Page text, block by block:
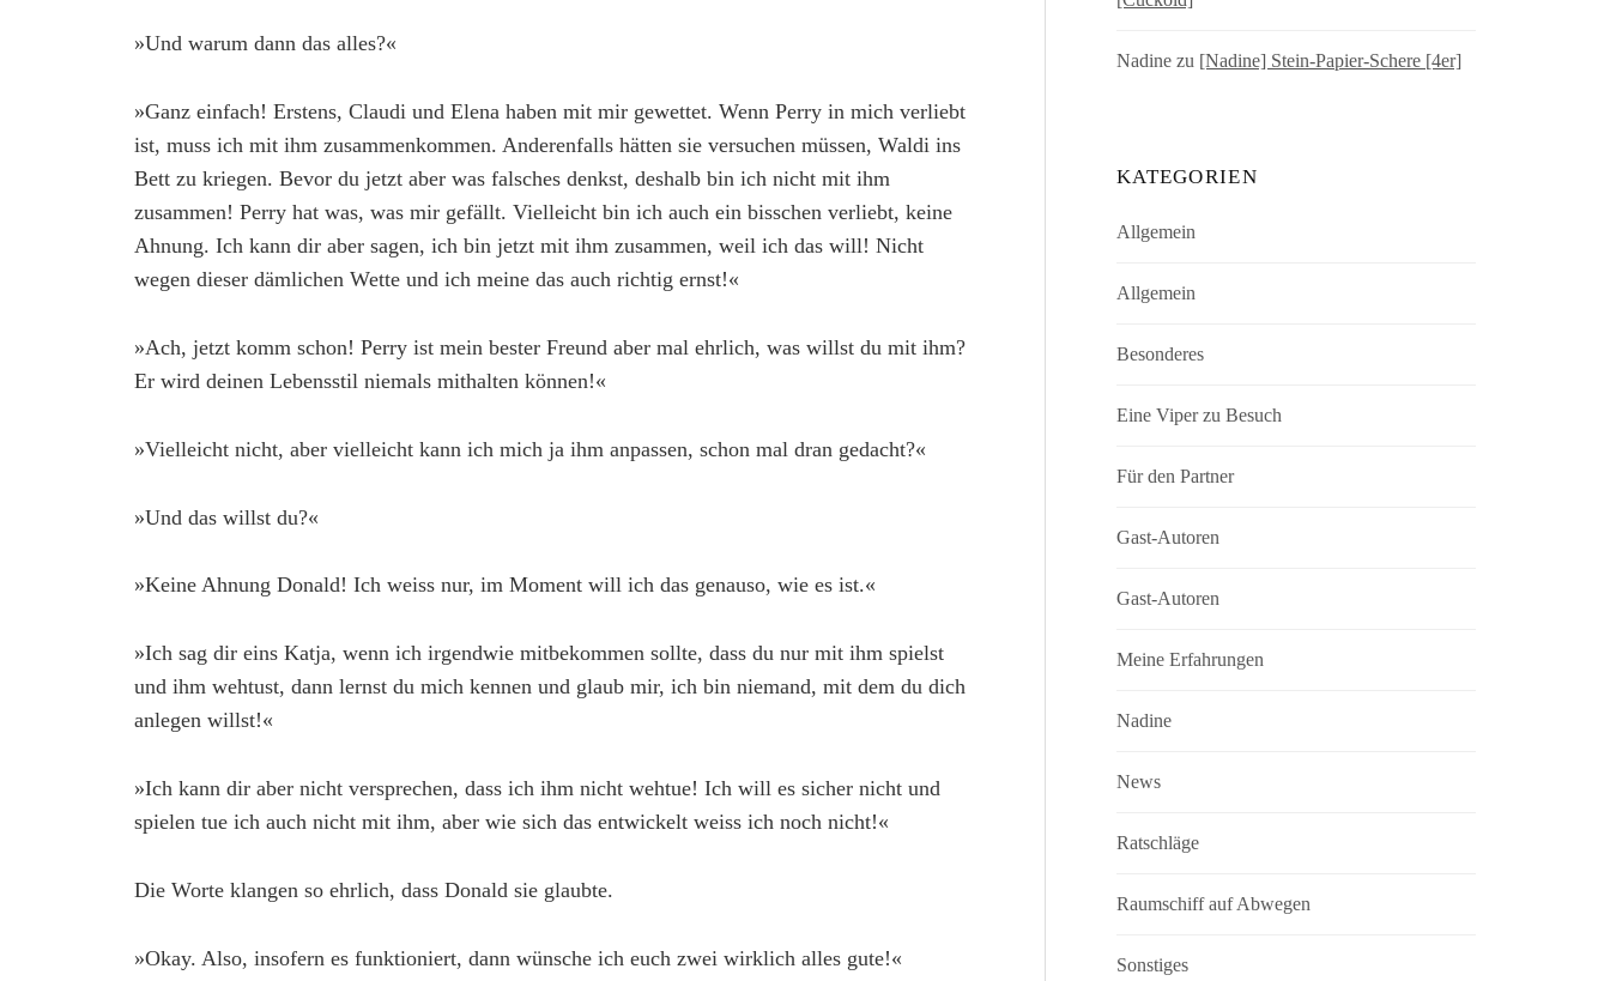
»Und warum dann das alles?«
»Ganz einfach! Erstens, Claudi und Elena haben mit mir gewettet. Wenn Perry in mich verliebt
ist, muss ich mit ihm zusammenkommen. Anderenfalls hätten sie versuchen müssen, Waldi ins
Bett zu kriegen. Bevor du jetzt aber was falsches denkst, deshalb bin ich nicht mit ihm
zusammen! Perry hat was, was mir gefällt. Vielleicht bin ich auch ein bisschen verliebt, keine
Ahnung. Ich kann dir aber sagen, ich bin jetzt mit ihm zusammen, weil ich das will! Nicht
wegen dieser dämlichen Wette und ich meine das auch richtig ernst!«
»Ach, jetzt komm schon! Perry ist mein bester Freund aber mal ehrlich, was willst du mit ihm?
Er wird deinen Lebensstil niemals mithalten können!«
»Vielleicht nicht, aber vielleicht kann ich mich ja ihm anpassen, schon mal dran gedacht?«
»Und das willst du?«
»Keine Ahnung Donald! Ich weiss nur, im Moment will ich das genauso, wie es ist.«
»Ich sag dir eins Katja, wenn ich irgendwie mitbekommen sollte, dass du nur mit ihm spielst
und ihm wehtust, dann lernst du mich kennen und glaub mir, ich bin niemand, mit dem du dich
anlegen willst!«
»Ich kann dir aber nicht versprechen, dass ich ihm nicht wehtue! Ich will es sicher nicht und
spielen tue ich auch nicht mit ihm, aber wie sich das entwickelt weiss ich noch nicht!«
Die Worte klangen so ehrlich, dass Donald sie glaubte.
»Okay. Also, insofern es funktioniert, dann wünsche ich euch zwei wirklich alles gute!«
Nadine zu [Nadine] Stein-Papier-Schere [4er]
KATEGORIEN
Allgemein
Allgemein
Besonderes
Eine Viper zu Besuch
Für den Partner
Gast-Autoren
Gast-Autoren
Meine Erfahrungen
Nadine
News
Ratschläge
Raumschiff auf Abwegen
Sonstiges